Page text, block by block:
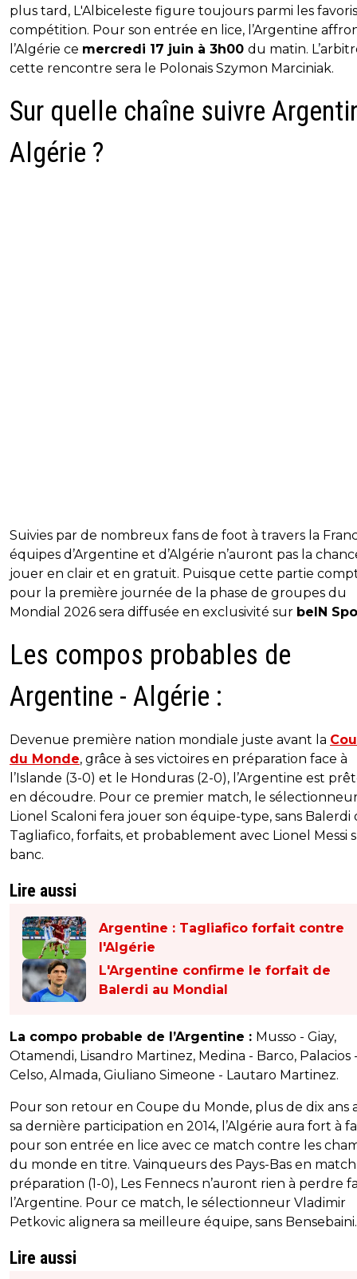
plus tard, L'Albiceleste figure toujours parmi les
compétition. Pour son entrée en lice, l’Argentine
l’Algérie ce mercredi 17 juin à 3h00 du matin.
cette rencontre sera le Polonais Szymon Marciniak.
Sur quelle chaîne suivre
Algérie ?
Suivies par de nombreux fans de foot à travers la
équipes d’Argentine et d’Algérie n’auront pas la
jouer en clair et en gratuit. Puisque cette partie
pour la première journée de la phase de groupes du
Mondial 2026 sera diffusée en exclusivité sur beIN
Les compos probables de
Argentine - Algérie :
Devenue première nation mondiale juste avant la
du Monde, grâce à ses victoires en préparation face à
l’Islande (3-0) et le Honduras (2-0), l’Argentine est
en découdre. Pour ce premier match, le
Lionel Scaloni fera jouer son équipe-type, sans Balerdi
Tagliafico, forfaits, et probablement avec Lionel Messi
banc.
Lire aussi
Argentine : Tagliafico forfait contre
l'Algérie
L'Argentine confirme le forfait de
Balerdi au Mondial
La compo probable de l’Argentine : Musso - Giay,
Otamendi, Lisandro Martinez, Medina - Barco, Palacios
Celso, Almada, Giuliano Simeone - Lautaro Martinez.
Pour son retour en Coupe du Monde, plus de dix ans
sa dernière participation en 2014, l’Algérie aura fort à
pour son entrée en lice avec ce match contre les
du monde en titre. Vainqueurs des Pays-Bas en
préparation (1-0), Les Fennecs n’auront rien à perdre
l’Argentine. Pour ce match, le sélectionneur Vladimir
Petkovic alignera sa meilleure équipe, sans Bensebaini.
Lire aussi